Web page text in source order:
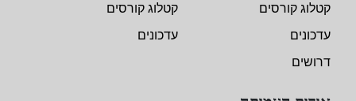
רביעי 19
קטלוג קורסים
עדכונים
דרושים
קטלוג קורסים
עדכונים